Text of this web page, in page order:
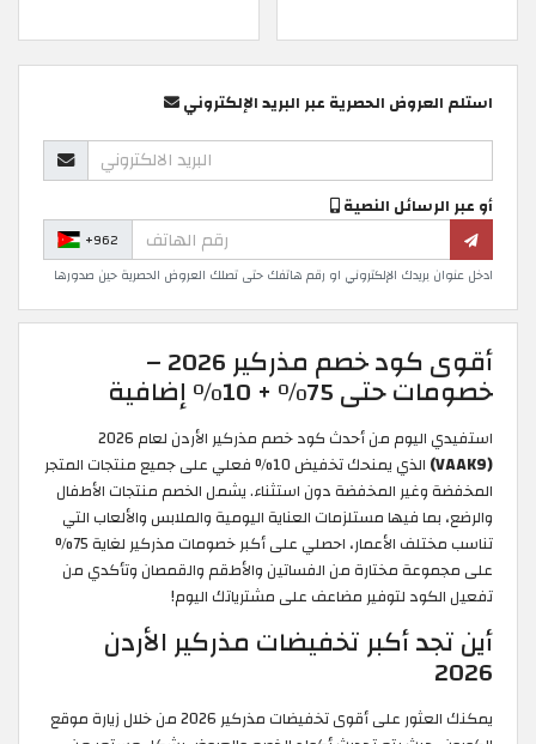
استلم العروض الحصرية عبر البريد الإلكتروني
أو عبر الرسائل النصية
+962
ادخل عنوان بريدك الإلكتروني او رقم هاتفك حتى تصلك العروض الحصرية حين صدورها
أقوى كود خصم مذركير 2026 –
خصومات حتى 75% + 10% إضافية
استفيدي اليوم من أحدث كود خصم مذركير الأردن لعام 2026
(VAAK9)
الذي يمنحك تخفيض 10% فعلي على جميع منتجات المتجر
المخفضة وغير المخفضة دون استثناء. يشمل الخصم منتجات الأطفال
والرضع، بما فيها مستلزمات العناية اليومية والملابس والألعاب التي
تناسب مختلف الأعمار، احصلي على أكبر خصومات مذركير لغاية 75%
على مجموعة مختارة من الفساتين والأطقم والقمصان وتأكدي من
تفعيل الكود لتوفير مضاعف على مشترياتك اليوم!
أين تجد أكبر تخفيضات مذركير الأردن
2026
يمكنك العثور على أقوى تخفيضات مذركير 2026 من خلال زيارة موقع